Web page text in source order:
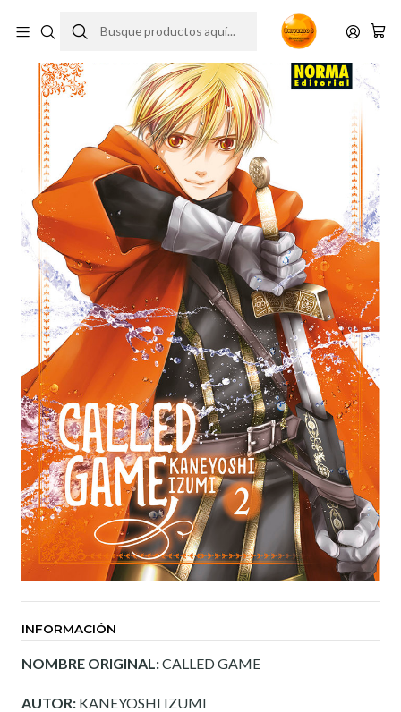
INFORMACIÓN
NOMBRE ORIGINAL:CALLED GAME
AUTOR: KANEYOSHI IZUMI